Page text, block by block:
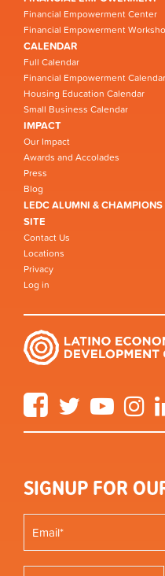
Financial Empowerment Center
Financial Empowerment
CALENDAR
Full Calendar
Financial Empowerment Calendar
Housing Education Calendar
Small Business Calendar
IMPACT
Our Impact
Awards and Accolades
Press
Blog
LEDC ALUMNI & CHAMPIONS
SITE
Contact Us
Locations
Privacy
Log in
FacebookTwitter YouTube
SIGNUP FOR